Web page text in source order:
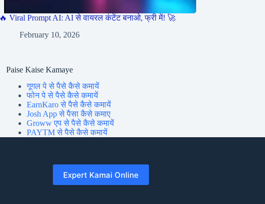
🔥 Viral Prompt AI: AI से वायरल कंटेंट बनाओ, फ्री में! 🚀
February 10, 2026
Paise Kaise Kamaye
गूगल पे से पैसे कैसे कमायें
फोन पे से पैसे कैसे कमायें
EarnKaro से पैसे कैसे कमायें
Josh App से पैसा कैसे कमाए
Groww एप से पैसे कैसे कमायें
PAYTM से पैसे कैसे कमायें
Expert Kamai Online